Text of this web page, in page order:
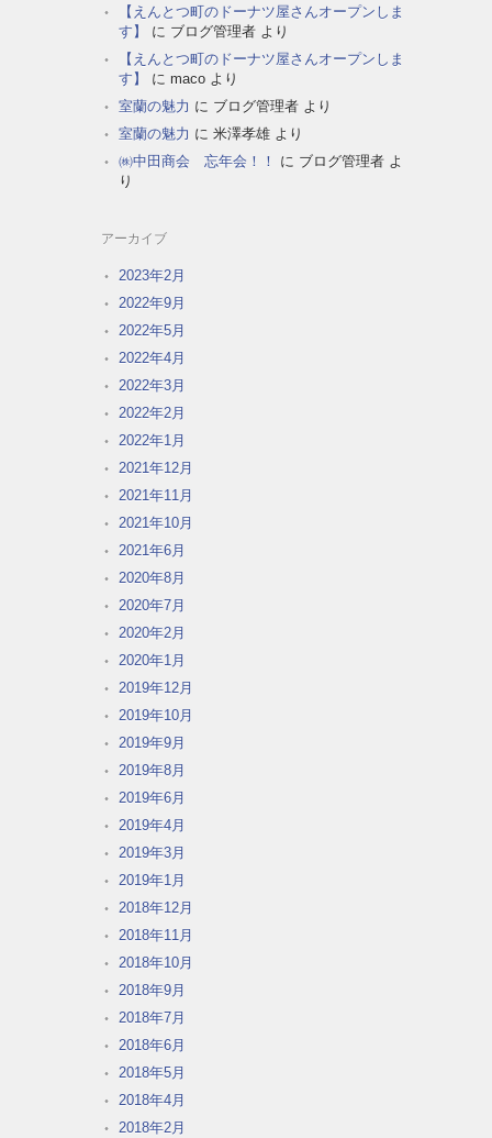
【えんとつ町のドーナツ屋さんオープンしま
す】
に ブログ管理者 より
【えんとつ町のドーナツ屋さんオープンしま
す】
に maco より
室蘭の魅力 に ブログ管理者 より
室蘭の魅力 に 米澤孝雄 より
㈱中田商会 忘年会！！
に ブログ管理者 よ
り
アーカイブ
2023年2月
2022年9月
2022年5月
2022年4月
2022年3月
2022年2月
2022年1月
2021年12月
2021年11月
2021年10月
2021年6月
2020年8月
2020年7月
2020年2月
2020年1月
2019年12月
2019年10月
2019年9月
2019年8月
2019年6月
2019年4月
2019年3月
2019年1月
2018年12月
2018年11月
2018年10月
2018年9月
2018年7月
2018年6月
2018年5月
2018年4月
2018年2月